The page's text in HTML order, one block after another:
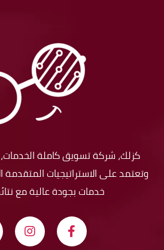
كزلك، شركة تسويق كاملة الخدمات،
وتعتمد على الاستراتيجيات المتقدمة
خدمات بجودة عالية مع